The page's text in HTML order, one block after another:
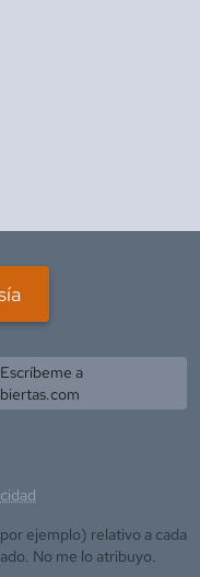
a
ejemplo) relativo a cada
No me lo atribuyo.